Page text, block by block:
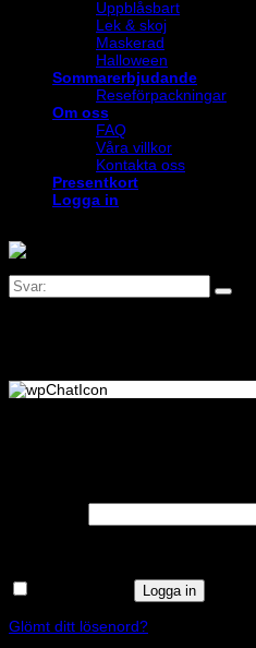
Uppblåsbart
Lek & skoj
Maskerad
Halloween
Sommarerbjudande
Reseförpackningar
Om oss
FAQ
Våra villkor
Kontakta oss
Presentkort
Logga in
Logga in
Glömt ditt lösenord?